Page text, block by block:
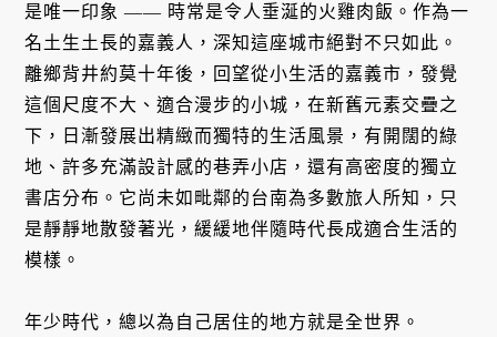
是唯一印象 —— 時常是令人垂涎的火雞肉飯。作為一
名土生土長的嘉義人，深知這座城市絕對不只如此。
離鄉背井約莫十年後，回望從小生活的嘉義市，發覺
這個尺度不大、適合漫步的小城，在新舊元素交疊之
下，日漸發展出精緻而獨特的生活風景，有開闊的綠
地、許多充滿設計感的巷弄小店，還有高密度的獨立
書店分布。它尚未如毗鄰的台南為多數旅人所知，只
是靜靜地散發著光，緩緩地伴隨時代長成適合生活的
模樣。
年少時代，總以為自己居住的地方就是全世界。